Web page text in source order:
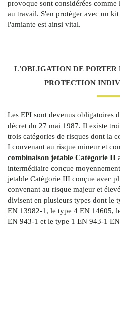
provoque sont considérées
au travail. S'en protéger avec un
l'amiante est ainsi vital.
L'OBLIGATION DE PORTER
PROTECTION
Les EPI sont devenus obligatoires
décret du 27 mai 1987. Il existe
trois catégories de risques dont la
I convenant au risque mineur et
combinaison jetable Catégorie II
intermédiaire conçue
jetable Catégorie III conçue avec
convenant au risque majeur et
divisent en plusieurs types dont le
EN 13982-1, le type 4 EN 14605,
EN 943-1 et le type 1 EN 943-1